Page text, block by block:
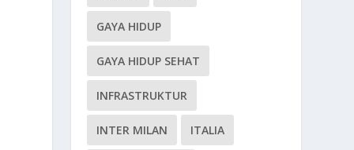
GAYA HIDUP
GAYA HIDUP SEHAT
INFRASTRUKTUR
INTER MILAN ITALIA